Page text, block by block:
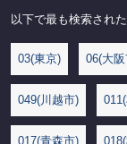
以下で最も検索され
03(東京) 06(大
049(川越市)
017(青森市)